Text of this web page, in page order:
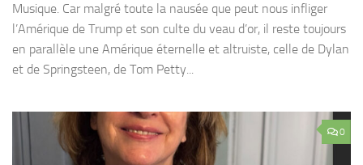
Musique. Car malgré toute la nausée que peut nous infliger
l’Amérique de Trump et son culte du veau d’or, il reste toujours
en parallèle une Amérique éternelle et altruiste, celle de Dylan
et de Springsteen, de Tom Petty...
0